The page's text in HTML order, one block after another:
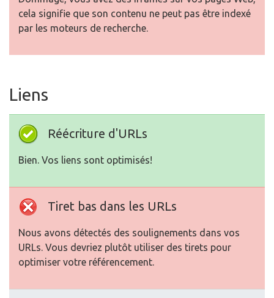
cela signifie que son contenu ne peut pas être indexé
par les moteurs de recherche.
Liens
Réécriture d'URLs
Bien. Vos liens sont optimisés!
Tiret bas dans les URLs
Nous avons détectés des soulignements dans vos
URLs. Vous devriez plutôt utiliser des tirets pour
optimiser votre référencement.